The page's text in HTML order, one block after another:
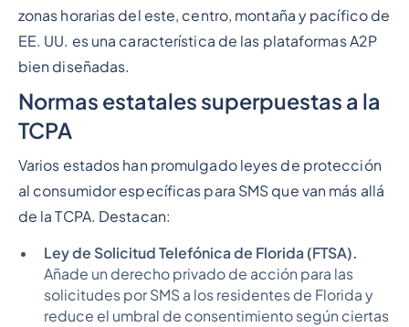
zonas horarias del este, centro, montaña y pacífico de
EE. UU. es una característica de las plataformas A2P
bien diseñadas.
Normas estatales superpuestas a la
TCPA
Varios estados han promulgado leyes de protección
al consumidor específicas para SMS que van más allá
de la TCPA. Destacan:
Ley de Solicitud Telefónica de Florida (FTSA).
Añade un derecho privado de acción para las
solicitudes por SMS a los residentes de Florida y
reduce el umbral de consentimiento según ciertas